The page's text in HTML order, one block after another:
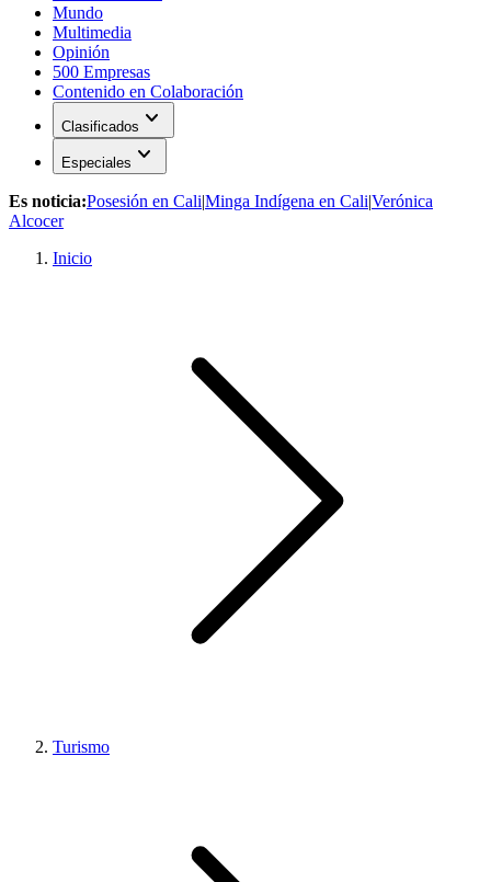
Mundo
Multimedia
Opinión
500 Empresas
Contenido en Colaboración
Clasificados expand_more
Especiales expand_more
Es noticia:Posesión en Cali|Minga Indígena en Cali|Verónica
Alcocer
Inicio
Turismo